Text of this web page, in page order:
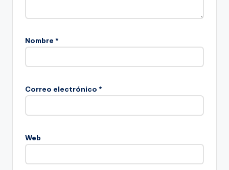
Nombre *
Correo electrónico *
Web